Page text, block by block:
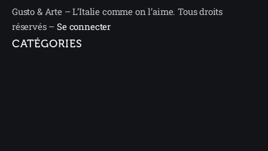
Gusto & Arte – L’Italie comme on l’aime. Tous droits
réservés –Se connecter
CATÉGORIES